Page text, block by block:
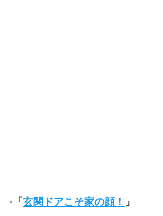
◦「 玄関ドアこそ家の顔！ 」